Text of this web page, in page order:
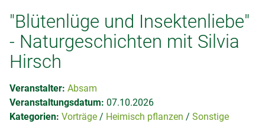
"Blütenlüge und Insektenliebe"
- Naturgeschichten mit Silvia
Hirsch
Veranstalter: Absam
Veranstaltungsdatum: 07.10.2026
Kategorien: Vorträge Heimisch pflanzen
Sonstige